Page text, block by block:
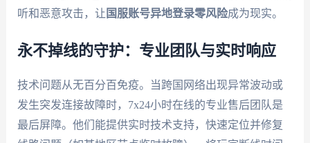
听和恶意攻击，让 国服账号异地登录零风险成为现实。
永不掉线的守护：专业团队与实时响应
技术问题从无百分百免疫。当跨国网络出现异常波动或
发生突发连接故障时，7x24小时在线的专业售后团队是
最后屏障。他们能提供实时技术支持，快速定位并修复